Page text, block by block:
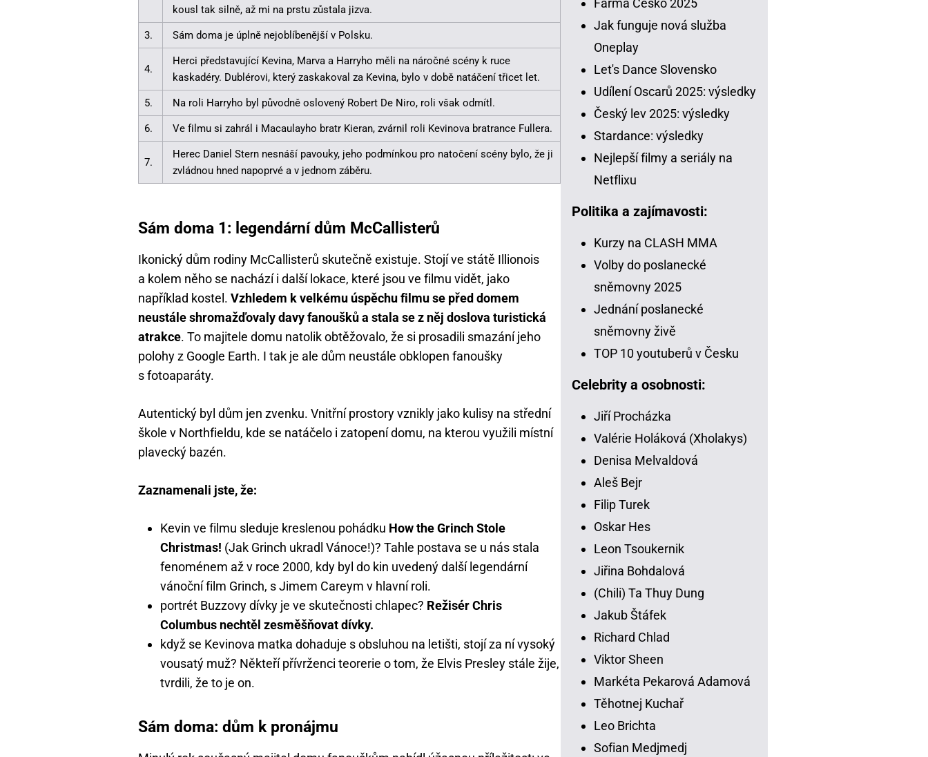
kousl tak silně, až mi na prstu zůstala jizva.
3. Sám doma je úplně nejoblíbenější v Polsku.
4.
Herci představující Kevina, Marva a Harryho měli na náročné scény k ruce
kaskadéry. Dublérovi, který zaskakoval za Kevina, bylo v době natáčení třicet let.
5. Na roli Harryho byl původně oslovený Robert De Niro, roli však odmítl.
6. Ve filmu si zahrál i Macaulayho bratr Kieran, zvárnil roli Kevinova bratrance Fullera.
7.
Herec Daniel Stern nesnáší pavouky, jeho podmínkou pro natočení scény bylo, že ji
zvládnou hned napoprvé a v jednom záběru.
Sám doma 1: legendární dům McCallisterů
Ikonický dům rodiny McCallisterů skutečně existuje. Stojí ve státě Illionois
a kolem něho se nachází i další lokace, které jsou ve filmu vidět, jako
například kostel. Vzhledem k velkému úspěchu filmu se před domem
neustále shromažďovaly davy fanoušků a stala se z něj doslova turistická
atrakce. To majitele domu natolik obtěžovalo, že si prosadili smazání jeho
polohy z Google Earth. I tak je ale dům neustále obklopen fanoušky
s fotoaparáty.
Autentický byl dům jen zvenku. Vnitřní prostory vznikly jako kulisy na střední
škole v Northfieldu, kde se natáčelo i zatopení domu, na kterou využili místní
plavecký bazén.
Zaznamenali jste, že:
Kevin ve filmu sleduje kreslenou pohádku How the Grinch Stole
Christmas! (Jak Grinch ukradl Vánoce!)? Tahle postava se u nás stala
fenoménem až v roce 2000, kdy byl do kin uvedený další legendární
vánoční film Grinch, s Jimem Careym v hlavní roli.
portrét Buzzovy dívky je ve skutečnosti chlapec? Režisér Chris
Columbus nechtěl zesměšňovat dívky.
když se Kevinova matka dohaduje s obsluhou na letišti, stojí za ní vysoký
vousatý muž? Někteří přívrženci teorerie o tom, že Elvis Presley stále žije,
tvrdili, že to je on.
Sám doma: dům k pronájmu
Farma Česko 2025
Jak funguje nová služba
Oneplay
Let's Dance Slovensko
Udílení Oscarů 2025: výsledky
Český lev 2025: výsledky
Stardance: výsledky
Nejlepší filmy a seriály na
Netflixu
Politika a zajímavosti:
Kurzy na CLASH MMA
Volby do poslanecké
sněmovny 2025
Jednání poslanecké
sněmovny živě
TOP 10 youtuberů v Česku
Celebrity a osobnosti:
Jiří Procházka
Valérie Holáková (Xholakys)
Denisa Melvaldová
Aleš Bejr
Filip Turek
Oskar Hes
Leon Tsoukernik
Jiřina Bohdalová
(Chili) Ta Thuy Dung
Jakub Štáfek
Richard Chlad
Viktor Sheen
Markéta Pekarová Adamová
Těhotnej Kuchař
Leo Brichta
Sofian Medjmedj